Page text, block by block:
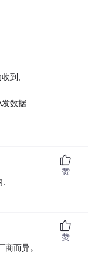
到,
数据
.
赞
而异。
赞